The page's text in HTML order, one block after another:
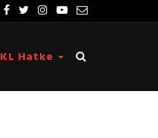
KL Hatke